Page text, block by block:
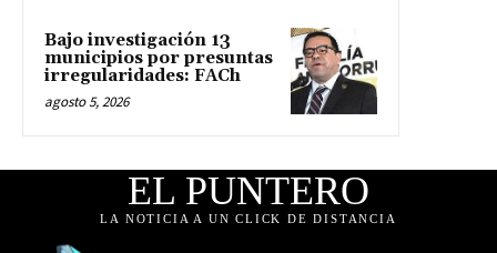
Bajo investigación 13
municipios por presuntas
irregularidades: FACh
agosto 5, 2026
EL PUNTERO
LA NOTICIA A UN CLICK DE DISTANCIA